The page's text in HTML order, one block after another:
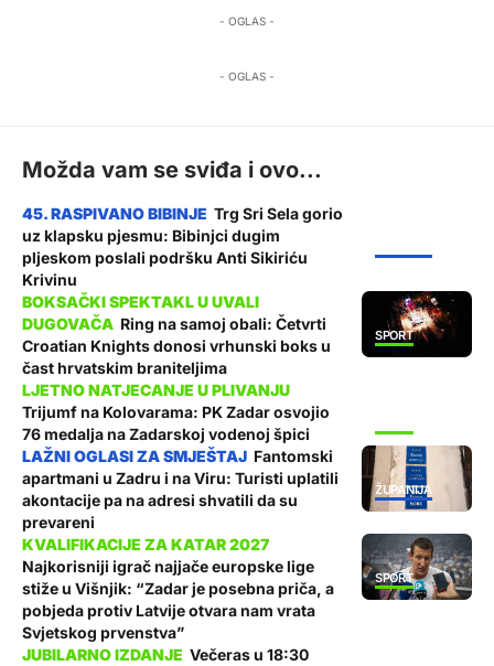
- OGLAS -
- OGLAS -
Možda vam se sviđa i ovo...
Trg Sri Sela gorio
uz klapsku pjesmu: Bibinjci dugim
pljeskom poslali podršku Anti Sikiriću
Krivinu
SPORT
Ring na samoj obali: Četvrti
Croatian Knights donosi vrhunski boks u
čast hrvatskim braniteljima
Trijumf na Kolovarama: PK Zadar osvojio
76 medalja na Zadarskoj vodenoj špici
ŽUPANIJA
Fantomski
apartmani u Zadru i na Viru: Turisti uplatili
akontacije pa na adresi shvatili da su
prevareni
SPORT
Najkorisniji igrač najjače europske lige
stiže u Višnjik: “Zadar je posebna priča, a
pobjeda protiv Latvije otvara nam vrata
Svjetskog prvenstva”
Večeras u 18:30